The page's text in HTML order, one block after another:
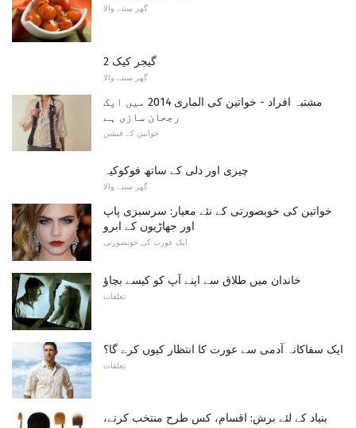
گھر سننے والا
گیجر کیک 2
گھر سننے والا
مشتبہ افراد - خواتین کی الماری 2014 میں ایک
رجحان سازی ہے
خواتین کے فیشن
چیری اور دلی کے ساتھ فوکوکیہ
گھر سننے والا
خواتین کی خوبصورتی کے نئے معیار: سرسبزی پاپ
اور جھاڑیوں کے ابرو
ایک عورت کی خوبصورتی
خاندان میں طلاق سے اپنے آپ کو کیسے بچاؤ
تعلقات
ایک سفاکانہ آدمی سے عورت کا انتظار کیوں کرے گا؟
تعلقات
بنیاد کے لئے برش: اقسام، کس طرح منتخب کرنے،